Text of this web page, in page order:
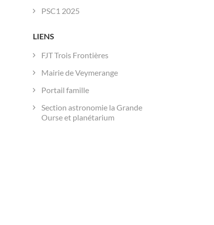
PSC1 2025
LIENS
FJT Trois Frontières
Mairie de Veymerange
Portail famille
Section astronomie la Grande
Ourse et planétarium